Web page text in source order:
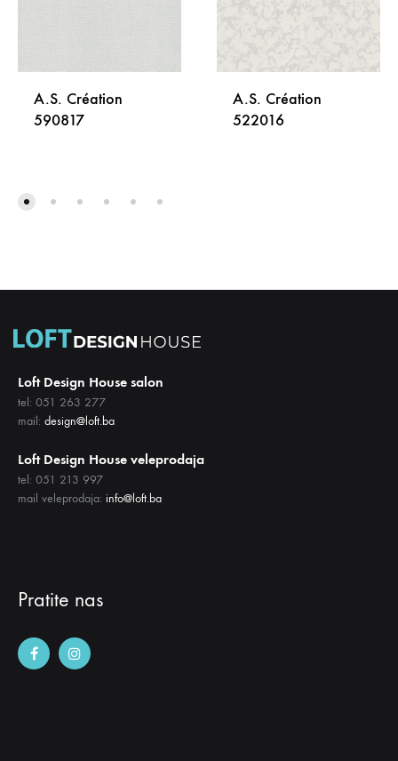
A.S. Création
590817
A.S. Création
522016
Loft Design House salon
tel: 051 263 277
mail: design@loft.ba
Loft Design House veleprodaja
tel: 051 213 997
mail veleprodaja: info@loft.ba
Pratite nas